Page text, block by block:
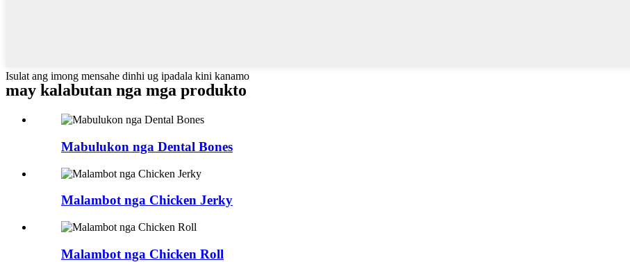
Isulat ang imong mensahe dinhi ug ipadala kini kanamo
may kalabutan nga mga produkto
Mabulukon nga Dental Bones
Malambot nga Chicken Jerky
Malambot nga Chicken Roll